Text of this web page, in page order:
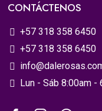
CONTÁCTENOS
+57 318 358 6450
+57 318 358 6450
Lun - Sáb 8:00am -